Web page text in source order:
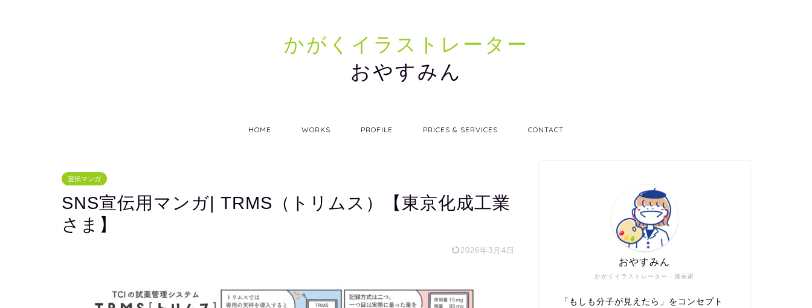
かがくイラストレーター
おやすみん
HOME WORKS PROFILE PRICES & SERVICES CONTACT
宣伝マンガ
SNS宣伝用マンガ| TRMS（トリムス）【東京化成工業
さま】
2026年3月4日
かがくイラストレーター・漫画家
おやすみん
「もしも分子が見えたら」をコンセプト